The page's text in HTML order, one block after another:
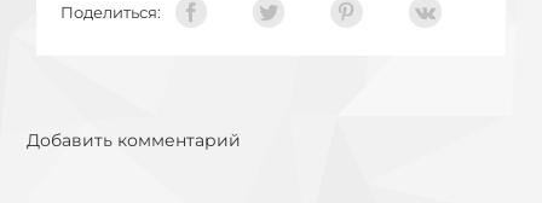
Поделиться:
Добавить комментарий